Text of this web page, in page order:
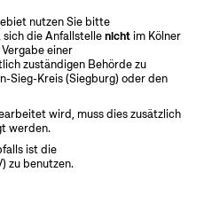
nutzen Sie bitte
die Anfallstellenichtim Kölner
einer
zuständigen Behörde zu
Sieg-Kreis (Siegburg) oder den
wird, muss dies zusätzlich
werden.
ist die
zu benutzen.